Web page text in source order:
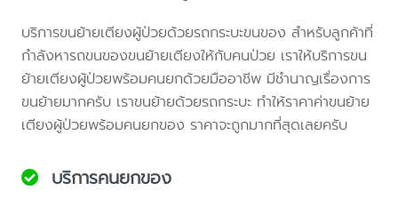
บริการขนย้ายเตียงผู้ป่วยด้วยรถกระบะขนของ สำหรับลูกค้าที่
กำลังหารถขนของขนย้ายเตียงให้กับคนป่วย เราให้บริการขน
ย้ายเตียงผู้ป่วยพร้อมคนยกด้วยมืออาชีพ มีชำนาญเรื่องการ
ขนย้ายมากครับ เราขนย้ายด้วยรถกระบะ ทำให้ราคาค่าขนย้าย
เตียงผู้ป่วยพร้อมคนยกของ ราคาจะถูกมากที่สุดเลยครับ
บริการคนยกของ